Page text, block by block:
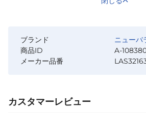
ブランド
ニューバ
商品ID
A-
メーカー品番
カスタマーレビュー